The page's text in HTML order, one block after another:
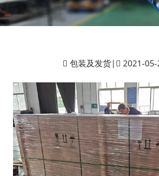
包装及发货| 2021-